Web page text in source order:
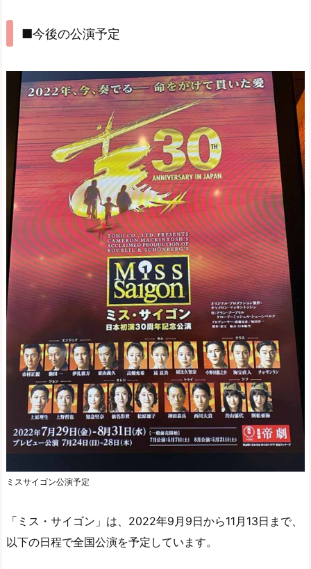
■今後の公演予定
ミスサイゴン公演予定
「ミス・サイゴン」は、2022年9月9日から11月13日まで、
以下の日程で全国公演を予定しています。